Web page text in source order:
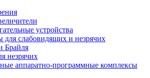
устройства
для слабовидящих и незрячих
Брайля
незрячих
аппаратно-программные комплексы